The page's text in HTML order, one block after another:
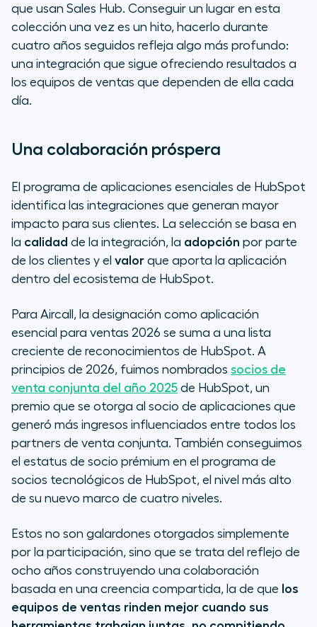
IA que elimina la administración, no
Impacto real en diferentes
sectores
Conecta Aircall a HubSpot
que usan Sales Hub. Conseguir un lugar en esta
colección una vez es un hito, hacerlo durante
cuatro años seguidos refleja algo más profundo:
una integración que sigue ofreciendo resultados a
los equipos de ventas que dependen de ella cada
día.
Una colaboración próspera
El programa de aplicaciones esenciales de HubSpot
identifica las integraciones que generan mayor
impacto para sus clientes. La selección se basa en
la calidad de la integración, la adopción por parte
de los clientes y el valor que aporta la aplicación
dentro del ecosistema de HubSpot.
Para Aircall, la designación como aplicación
esencial para ventas 2026 se suma a una lista
creciente de reconocimientos de HubSpot. A
principios de 2026, fuimos nombrados socios de
venta conjunta del año 2025 de HubSpot, un
premio que se otorga al socio de aplicaciones que
generó más ingresos influenciados entre todos los
partners de venta conjunta. También conseguimos
el estatus de socio prémium en el programa de
socios tecnológicos de HubSpot, el nivel más alto
de su nuevo marco de cuatro niveles.
Estos no son galardones otorgados simplemente
por la participación, sino que se trata del reflejo de
ocho años construyendo una colaboración
basada en una creencia compartida, la de que los
equipos de ventas rinden mejor cuando sus